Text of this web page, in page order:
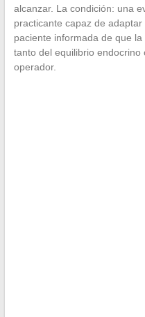
alcanzar. La condición: una
practicante capaz de
paciente informada de que
tanto del equilibrio
operador.